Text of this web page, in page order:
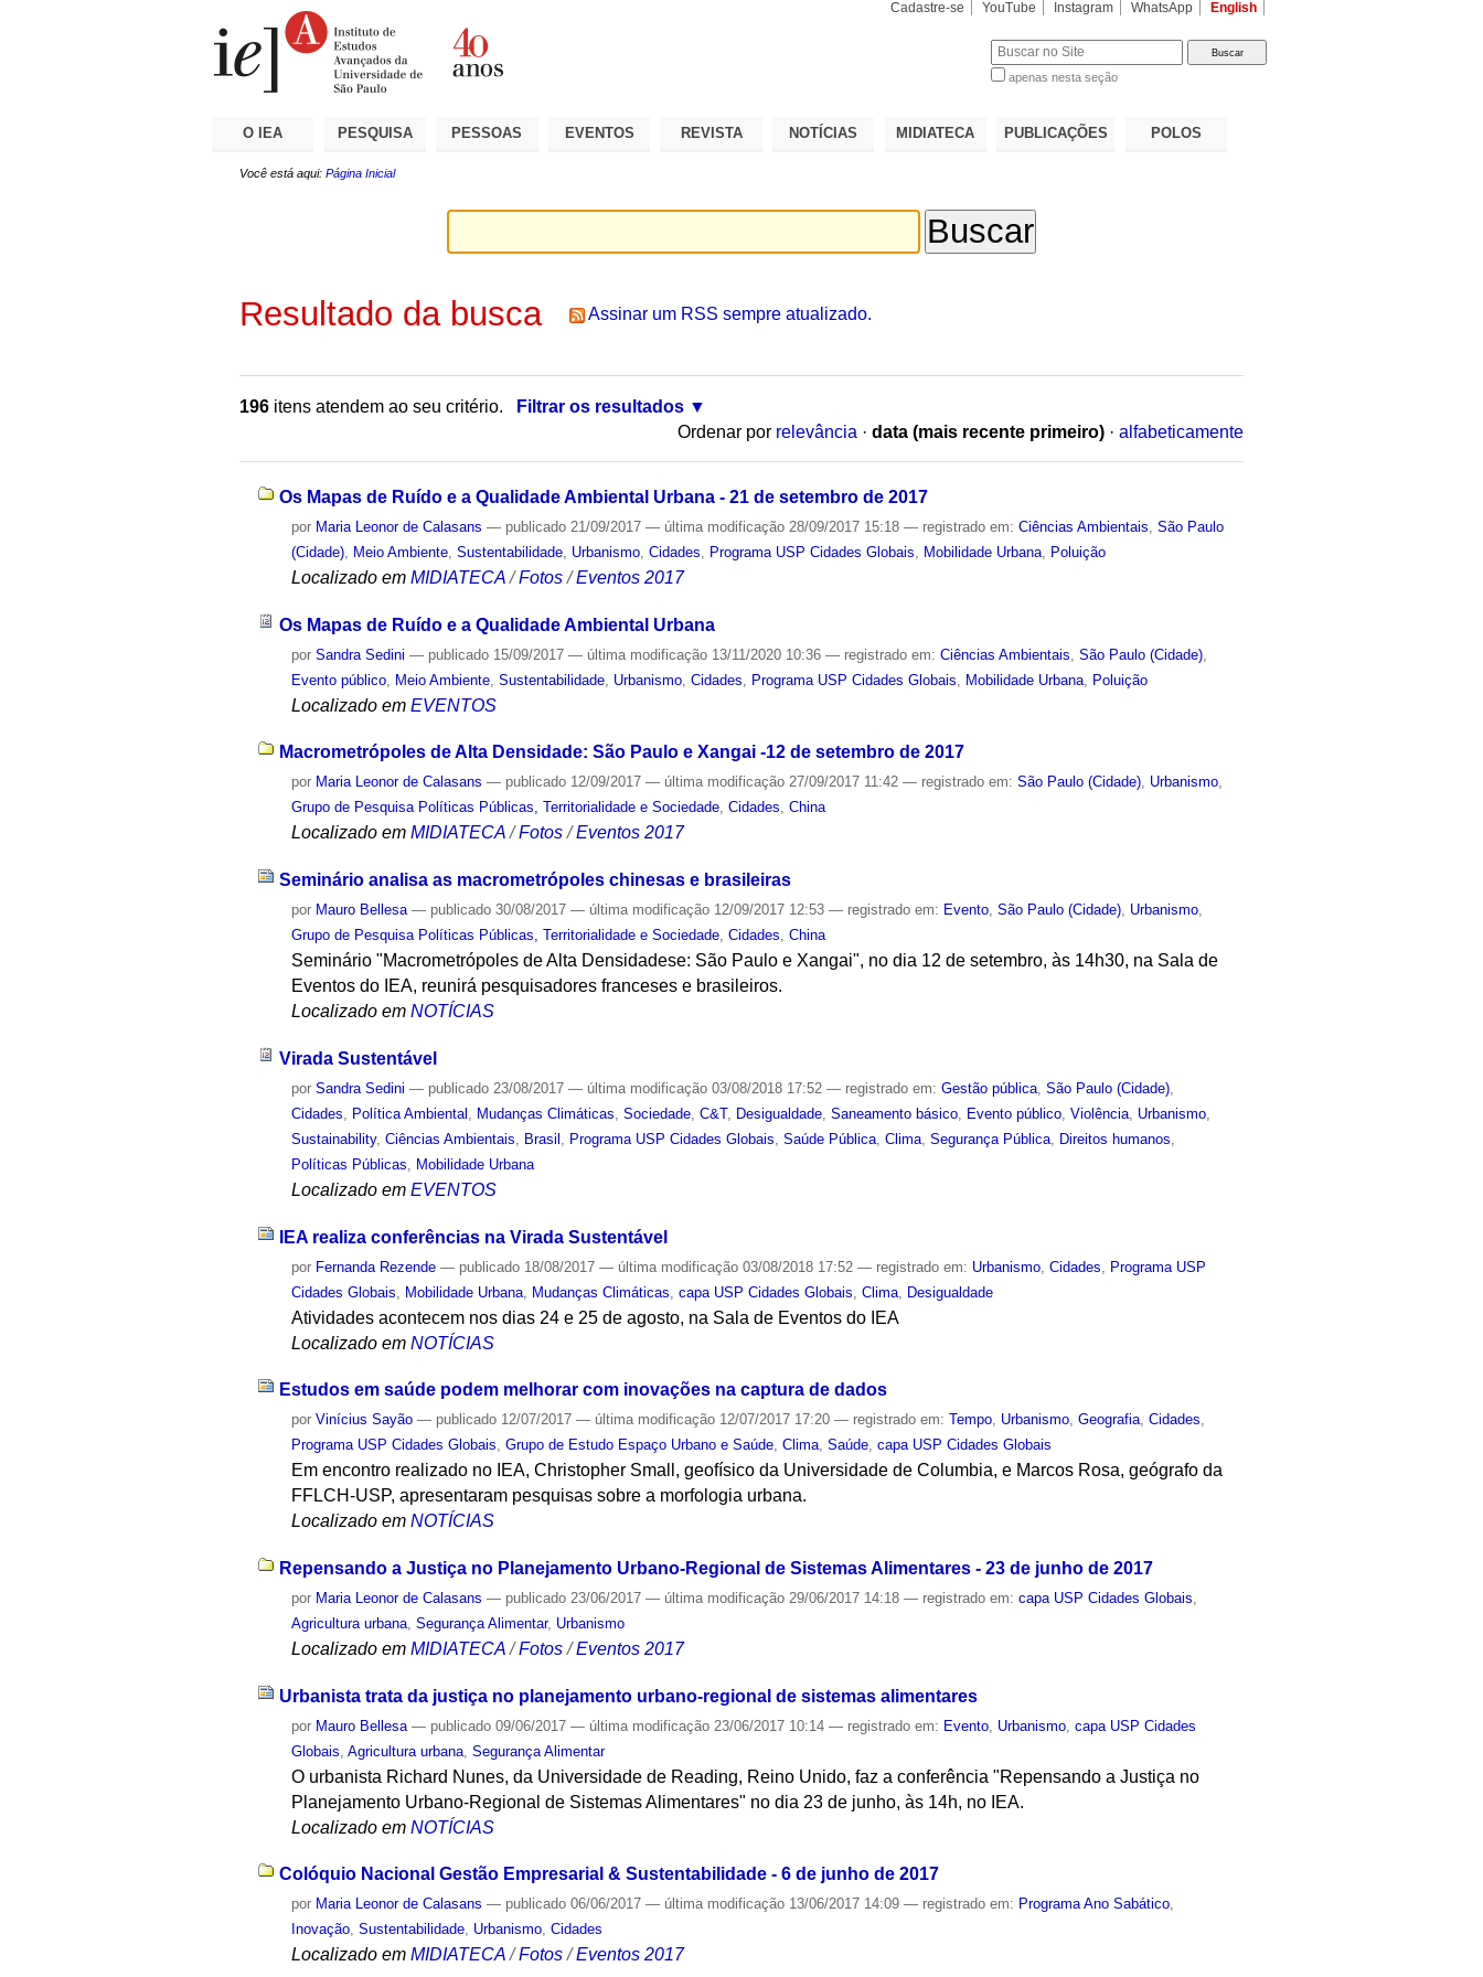
Cadastre-se YouTube Instagram WhatsApp English
apenas nesta seção
O IEA PESQUISA PESSOAS EVENTOS REVISTA NOTÍCIAS MIDIATECA PUBLICAÇÕES POLOS
Você está aqui: Página Inicial
Resultado da busca Assinar um RSS sempre atualizado.
196 itens atendem ao seu critério.
Filtrar os resultados
Ordenar por relevância · data (mais recente primeiro) · alfabeticamente
Os Mapas de Ruído e a Qualidade Ambiental Urbana - 21 de setembro de 2017
por Maria Leonor de Calasans — publicado 21/09/2017— última modificação 28/09/2017 15:18— registrado em:Ciências Ambientais ,São Paulo
(Cidade)
Meio Ambiente ,Sustentabilidade Urbanismo ,Cidades Programa USP Cidades Globais Mobilidade Urbana Poluição
Localizado em MIDIATECA /Fotos /Eventos 2017
Os Mapas de Ruído e a Qualidade Ambiental Urbana
porSandra Sedini — publicado 15/09/2017— última modificação 13/11/2020 10:36— registrado em:Ciências Ambientais ,São Paulo (Cidade)
Evento público Meio Ambiente ,Sustentabilidade Urbanismo ,Cidades Programa USP Cidades Globais Mobilidade Urbana Poluição
Localizado em EVENTOS
Macrometrópoles de Alta Densidade: São Paulo e Xangai -12 de setembro de 2017
por Maria Leonor de Calasans — publicado 12/09/2017— última modificação 27/09/2017 11:42— registrado em:São Paulo (Cidade), Urbanismo,
Grupo de Pesquisa Políticas Públicas, Territorialidade e Sociedade,Cidades,China
Localizado em MIDIATECA /Fotos /Eventos 2017
Seminário analisa as macrometrópoles chinesas e brasileiras
por Mauro Bellesa — publicado 30/08/2017— última modificação 12/09/2017 12:53— registrado em: Evento,São Paulo (Cidade), Urbanismo,
Grupo de Pesquisa Políticas Públicas, Territorialidade e Sociedade,Cidades,China
Seminário "Macrometrópoles de Alta Densidadese: São Paulo e Xangai", no dia 12 de setembro, às 14h30, na Sala de
Eventos do IEA, reunirá pesquisadores franceses e brasileiros.
Localizado em NOTÍCIAS
Virada Sustentável
porSandra Sedini — publicado 23/08/2017— última modificação 03/08/2018 17:52— registrado em:Gestão pública ,São Paulo (Cidade)
Cidades
Política Ambiental Mudanças Climáticas ,Sociedade ,C&T, Desigualdade ,Saneamento básico Evento público ,Violência Urbanismo
Sustainability,Ciências Ambientais Brasil Programa USP Cidades Globais ,Saúde Pública ,Clima ,Segurança Pública Direitos humanos
Políticas Públicas
Mobilidade Urbana
Localizado em EVENTOS
IEA realiza conferências na Virada Sustentável
por Fernanda Rezende — publicado 18/08/2017— última modificação 03/08/2018 17:52— registrado em: Urbanismo ,Cidades
Programa USP
Cidades Globais
Mobilidade Urbana Mudanças Climáticas ,capa USP Cidades Globais ,Clima Desigualdade
Atividades acontecem nos dias 24 e 25 de agosto, na Sala de Eventos do IEA
Localizado em NOTÍCIAS
Estudos em saúde podem melhorar com inovações na captura de dados
porVinícius Sayão — publicado 12/07/2017— última modificação 12/07/2017 17:20— registrado em:Tempo, Urbanismo,Geografia,Cidades,
Programa USP Cidades Globais,Grupo de Estudo Espaço Urbano e Saúde,Clima,Saúde,capa USP Cidades Globais
Em encontro realizado no IEA, Christopher Small, geofísico da Universidade de Columbia, e Marcos Rosa, geógrafo da
FFLCH-USP, apresentaram pesquisas sobre a morfologia urbana.
Localizado em NOTÍCIAS
Repensando a Justiça no Planejamento Urbano-Regional de Sistemas Alimentares - 23 de junho de 2017
por Maria Leonor de Calasans — publicado 23/06/2017— última modificação 29/06/2017 14:18— registrado em:capa USP Cidades Globais
Agricultura urbana ,Segurança Alimentar, Urbanismo
Localizado em MIDIATECA /Fotos /Eventos 2017
Urbanista trata da justiça no planejamento urbano-regional de sistemas alimentares
por Mauro Bellesa — publicado 09/06/2017— última modificação 23/06/2017 10:14— registrado em: Evento Urbanismo ,capa USP Cidades
Globais ,Agricultura urbana ,Segurança Alimentar
O urbanista Richard Nunes, da Universidade de Reading, Reino Unido, faz a conferência "Repensando a Justiça no
Planejamento Urbano-Regional de Sistemas Alimentares" no dia 23 de junho, às 14h, no IEA.
Localizado em NOTÍCIAS
Colóquio Nacional Gestão Empresarial & Sustentabilidade - 6 de junho de 2017
por Maria Leonor de Calasans — publicado 06/06/2017— última modificação 13/06/2017 14:09— registrado em: Programa Ano Sabático,
Inovação,Sustentabilidade, Urbanismo,Cidades
Localizado em MIDIATECA /Fotos /Eventos 2017